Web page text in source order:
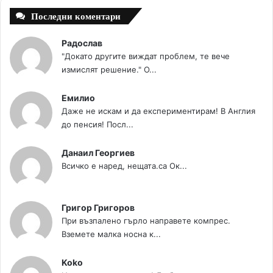
Последни коментари
Радослав
"Докато другите виждат проблем, те вече
измислят решение." О...
Емилио
Даже не искам и да експериментирам! В Англия
до пенсия! Посл...
Данаил Георгиев
Всичко е наред, нещата.са Ок...
Григор Григоров
При възпалено гърло направете компрес.
Вземете малка носна к...
Koko